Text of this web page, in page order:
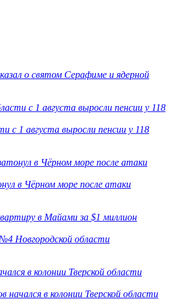
о святом Серафиме и ядерной
с 1 августа выросли пенсии у 118
в Чёрном море после атаки
в Майами за $1 миллион
Новгородской области
в колонии Тверской области